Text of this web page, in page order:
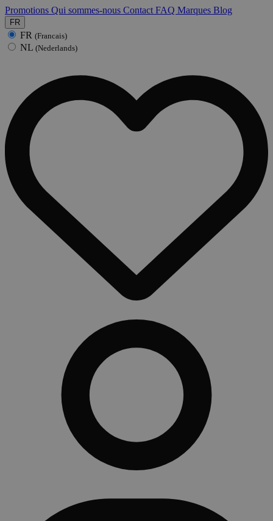
Promotions Qui sommes-nous Contact FAQ Marques Blog
FR
FR (Francais)
NL (Nederlands)